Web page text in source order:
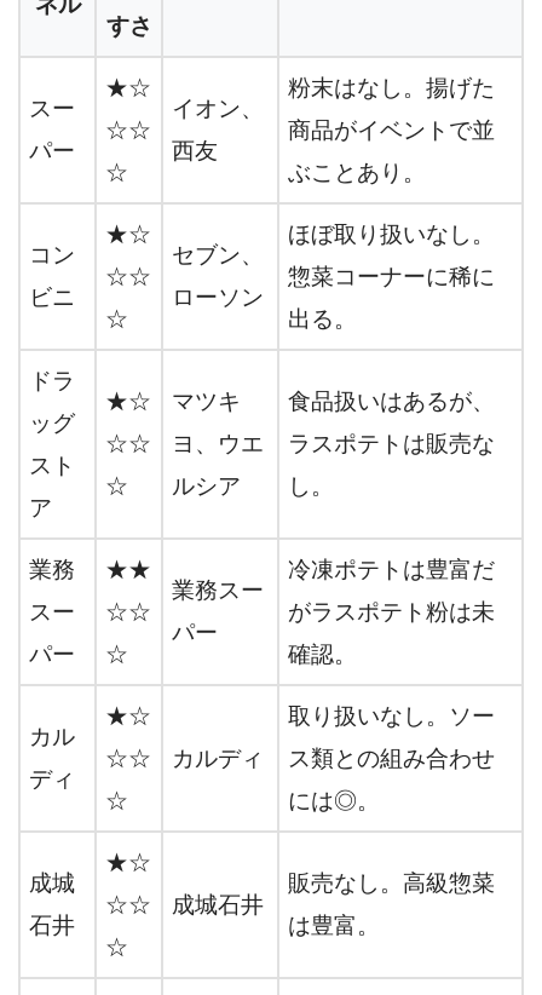
すさ
スー
パー
★☆
☆☆
☆
イオン、
西友
粉末はなし。揚げた
商品がイベントで並
ぶことあり。
コン
ビニ
★☆
☆☆
☆
セブン、
ローソン
ほぼ取り扱いなし。
惣菜コーナーに稀に
出る。
ドラ
ッグ
スト
ア
★☆
☆☆
☆
マツキ
ヨ、ウエ
ルシア
食品扱いはあるが、
ラスポテトは販売な
し。
業務
スー
パー
★★
☆☆
☆
業務スー
パー
冷凍ポテトは豊富だ
がラスポテト粉は未
確認。
カル
ディ
★☆
☆☆
☆
カルディ
取り扱いなし。ソー
ス類との組み合わせ
には◎。
成城
石井
★☆
☆☆
☆
成城石井
販売なし。高級惣菜
は豊富。